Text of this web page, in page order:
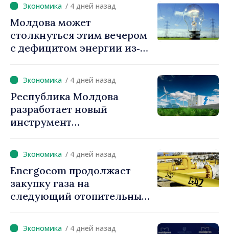
/ 4 дней назад
Молдова может
столкнуться этим вечером
с дефицитом энергии из‑за
Власти призывают граждан
экономить
электроэнергию
/ 4 дней назад
Республика Молдова
разработает новый
инструмент
для инвестиций в системы
накопления энергии
/ 4 дней назад
Energocom продолжает
закупку газа на
следующий отопительный
/ 4 дней назад